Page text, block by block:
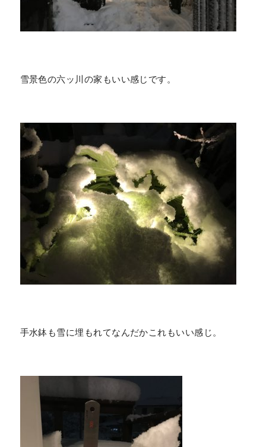
雪景色の六ッ川の家もいい感じです。
手水鉢も雪に埋もれてなんだかこれもいい感じ。